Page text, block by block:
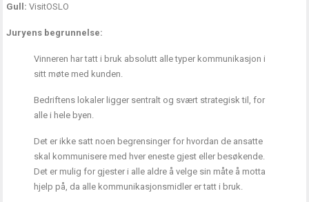
Gull: VisitOSLO
Juryens begrunnelse:
Vinneren har tatt i bruk absolutt alle typer kommunikasjon i
sitt møte med kunden.
Bedriftens lokaler ligger sentralt og svært strategisk til, for
alle i hele byen.
Det er ikke satt noen begrensinger for hvordan de ansatte
skal kommunisere med hver eneste gjest eller besøkende.
Det er mulig for gjester i alle aldre å velge sin måte å motta
hjelp på, da alle kommunikasjonsmidler er tatt i bruk.